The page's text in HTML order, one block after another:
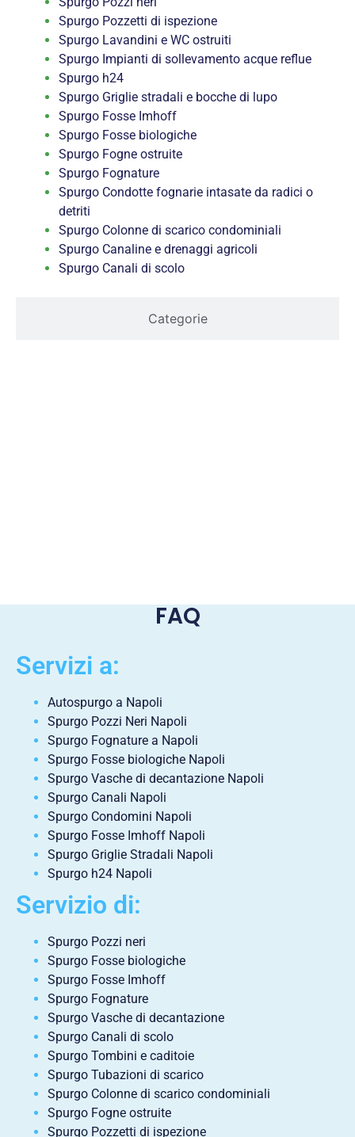
Categorie
Spurgo Pozzetti di ispezione
Spurgo Lavandini e WC ostruiti
Spurgo Impianti di sollevamento acque reflue
Spurgo h24
Spurgo Griglie stradali e bocche di lupo
Spurgo Fosse Imhoff
Spurgo Fosse biologiche
Spurgo Fogne ostruite
Spurgo Fognature
Spurgo Condotte fognarie intasate da radici o
detriti
Spurgo Colonne di scarico condominiali
Spurgo Canaline e drenaggi agricoli
Spurgo Canali di scolo
FAQ
Servizi a:
Autospurgo a Napoli
Spurgo Pozzi Neri Napoli
Spurgo Fognature a Napoli
Spurgo Fosse biologiche Napoli
Spurgo Vasche di decantazione Napoli
Spurgo Canali Napoli
Spurgo Condomini Napoli
Spurgo Fosse Imhoff Napoli
Spurgo Griglie Stradali Napoli
Spurgo h24 Napoli
Servizio di:
Spurgo Pozzi neri
Spurgo Fosse biologiche
Spurgo Fosse Imhoff
Spurgo Fognature
Spurgo Vasche di decantazione
Spurgo Canali di scolo
Spurgo Tombini e caditoie
Spurgo Tubazioni di scarico
Spurgo Colonne di scarico condominiali
Spurgo Fogne ostruite
Spurgo Pozzetti di ispezione